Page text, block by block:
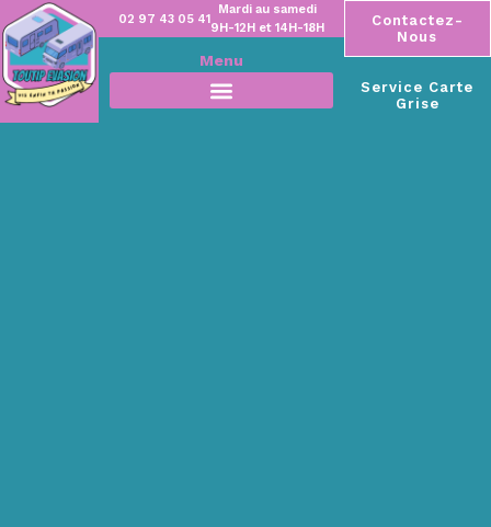
02 97 43 05 41
Mardi au samedi
9H-12H et 14H-18H
Menu
Contactez-
Nous
Service Carte
Grise